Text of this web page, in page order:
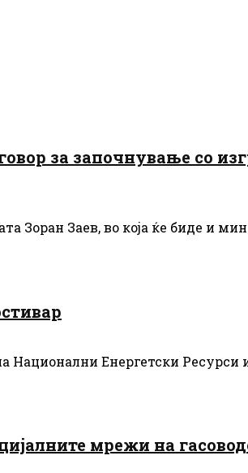
за започнување со
Зоран Заев, во која ќе биде и
Национални Енергетски
мрежи на